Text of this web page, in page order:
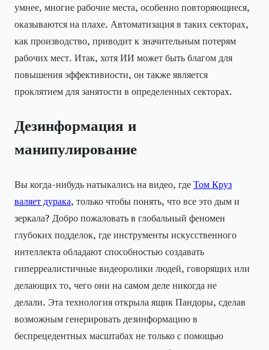
умнее, многие рабочие места, особенно повторяющиеся,
оказываются на плахе. Автоматизация в таких секторах,
как производство, приводит к значительным потерям
рабочих мест. Итак, хотя ИИ может быть благом для
повышения эффективности, он также является
проклятием для занятости в определенных секторах.
Дезинформация и
манипулирование
Вы когда-нибудь натыкались на видео, где Том Круз
валяет дурака, только чтобы понять, что все это дым и
зеркала? Добро пожаловать в глобальный феномен
глубоких подделок, где инструменты искусственного
интеллекта обладают способностью создавать
гиперреалистичные видеоролики людей, говорящих или
делающих то, чего они на самом деле никогда не
делали. Эта технология открыла ящик Пандоры, сделав
возможным генерировать дезинформацию в
беспрецедентных масштабах не только с помощью